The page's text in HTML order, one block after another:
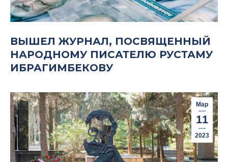
ВЫШЕЛ ЖУРНАЛ, ПОСВЯЩЕННЫЙ
НАРОДНОМУ ПИСАТЕЛЮ РУСТАМУ
ИБРАГИМБЕКОВУ
Мар
11
2023